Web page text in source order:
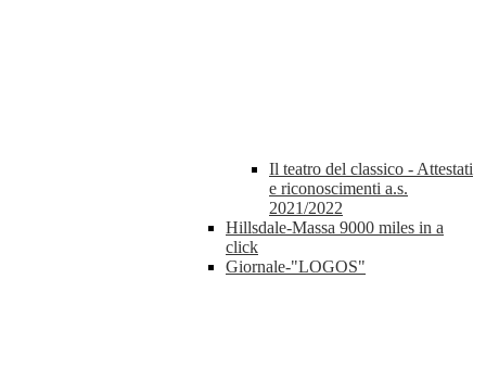
Il teatro del classico - Attestati
e riconoscimenti a.s.
2021/2022
Hillsdale-Massa 9000 miles in a
click
Giornale-"LOGOS"